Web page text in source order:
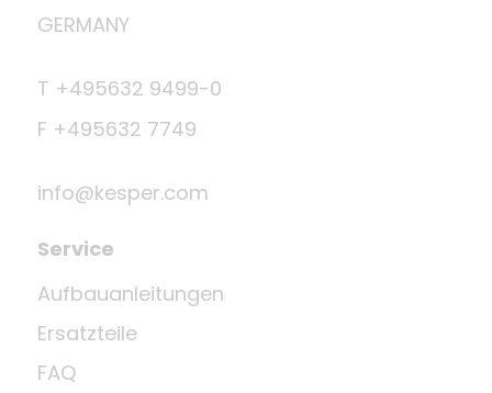
GERMANY
T +495632 9499-0
F +495632 7749
info@kesper.com
Service
Aufbauanleitungen
Ersatzteile
FAQ